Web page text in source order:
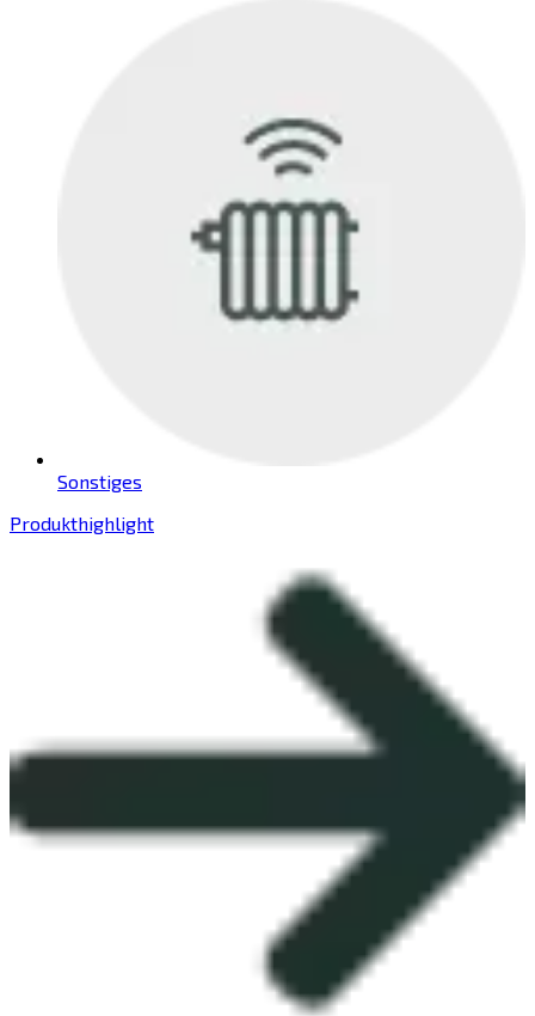
Sonstiges
Produkthighlight